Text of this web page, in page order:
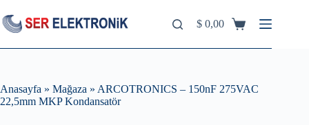
to
content
Shopping
$ 0,00
Anasayfa » Mağaza » ARCOTRONICS – 150nF 275VAC
22,5mm MKP Kondansatör